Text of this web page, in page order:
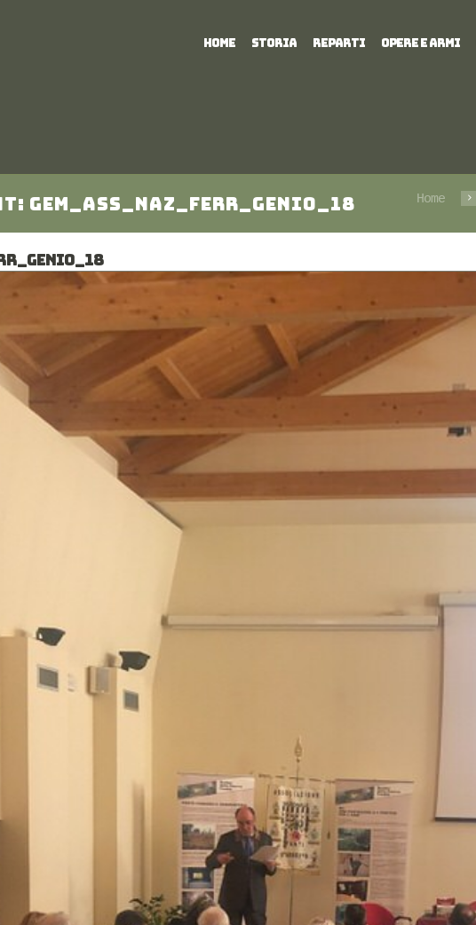
HOME STORIA REPARTI OPERE E ARMI
gem_Ass_Naz_Ferr_Genio_18 Home